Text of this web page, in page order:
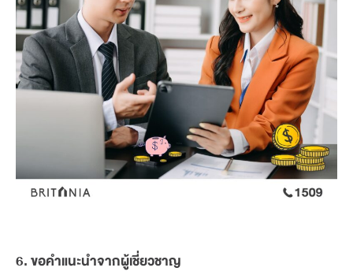
6. ขอคำแนะนำจากผู้เชี่ยวชาญ